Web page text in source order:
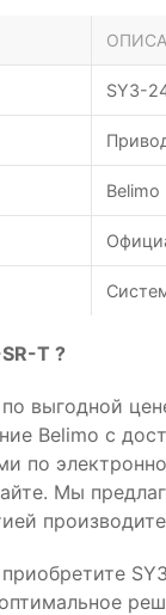
SY3-
Belimo
T ?
по выгодной
Belimo с
по
Мы